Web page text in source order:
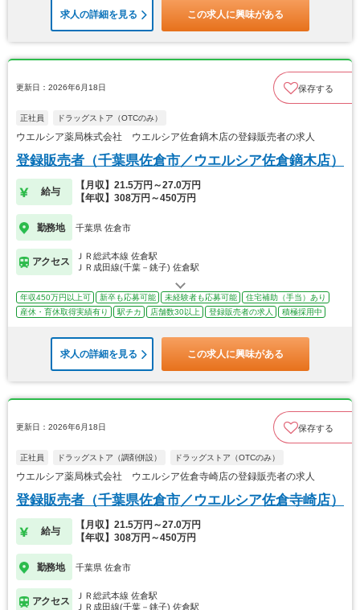
求人の詳細を見る この求人に興味がある
更新日：2026年6月18日 保存する
正社員 ドラッグストア（OTCのみ）
ウエルシア薬局株式会社 ウエルシア佐倉鏑木店の登録販売者の求人
登録販売者（千葉県佐倉市／ウエルシア佐倉鏑木店）
給与
【月収】21.5万円～27.0万円
【年収】308万円～450万円
勤務地 千葉県 佐倉市
アクセス
ＪＲ総武本線 佐倉駅
ＪＲ成田線(千葉－銚子) 佐倉駅
年収450万円以上可 新卒も応募可能 未経験者も応募可能
住宅補助（手当）あり
産休・育休取得実績有り
駅チカ 店舗数30以上 登録販売者の求人 積極採用中
求人の詳細を見る この求人に興味がある
更新日：2026年6月18日 保存する
正社員 ドラッグストア（調剤併設） ドラッグストア（OTCのみ）
ウエルシア薬局株式会社 ウエルシア佐倉寺崎店の登録販売者の求人
登録販売者（千葉県佐倉市／ウエルシア佐倉寺崎店）
給与
【月収】21.5万円～27.0万円
【年収】308万円～450万円
勤務地 千葉県 佐倉市
アクセス
ＪＲ総武本線 佐倉駅
ＪＲ成田線(千葉－銚子) 佐倉駅